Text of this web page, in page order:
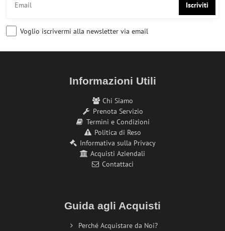
Iscriviti
Voglio iscrivermi alla newsletter via email
Informazioni Utili
Chi Siamo
Prenota Servizio
Termini e Condizioni
Politica di Reso
Informativa sulla Privacy
Acquisti Aziendali
Contattaci
Guida agli Acquisti
Perché Acquistare da Noi?